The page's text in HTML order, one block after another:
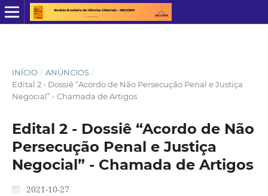
INÍCIO / ANÚNCIOS /
Edital 2 - Dossiê “Acordo de Não Persecução Penal e Justiça
Negocial” - Chamada de Artigos
Edital 2 - Dossiê “Acordo de Não
Persecução Penal e Justiça
Negocial” - Chamada de Artigos
2021-10-27